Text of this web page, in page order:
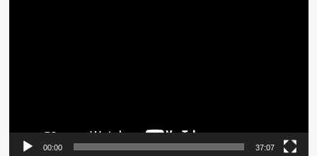
00:00 37:07